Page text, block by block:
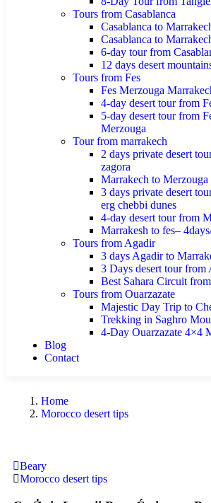
Tours from Casablanca
Casablanca to
Casablanca to
6-day tour from
12 days desert
Tours from Fes
Fes Merzouga
4-day desert tour from
5-day desert tour from
Merzouga
Tour from marrakech
2 days private desert
zagora
Marrakech to
3 days private desert
erg chebbi dunes
4-day desert tour from
Marrakesh to fes–
Tours from Agadir
3 days Agadir to
3 Days desert tour from
Best Sahara Circuit
Tours from Ouarzazate
Majestic Day Trip to
Trekking in Saghro
4-Day Ouarzazate 4×4
Blog
Contact
Home
Morocco desert tips
Beary
Morocco desert tips